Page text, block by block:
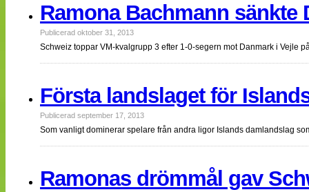
Ramona Bachmann sänkte
Publicerad oktober 31, 2013
Schweiz toppar VM-kvalgrupp 3 efter 1-0-segern mot Danmark i Vejle
Första landslaget för
Publicerad september 17, 2013
Som vanligt dominerar spelare från andra ligor Islands damlandslag
Ramonas drömmål gav